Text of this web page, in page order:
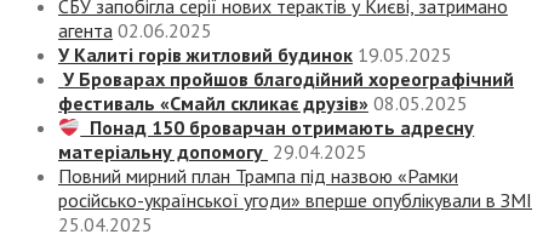
СБУ запобігла серії нових терактів у Києві, затримано
агента 02.06.2025
У Калиті горів житловий будинок 19.05.2025
У Броварах пройшов благодійний хореографічний
фестиваль «Смайл скликає друзів» 08.05.2025
Понад 150 броварчан отримають адресну
матеріальну допомогу 29.04.2025
Повний мирний план Трампа під назвою «‎Рамки
російсько-української угоди» вперше опублікували в ЗМІ
25.04.2025